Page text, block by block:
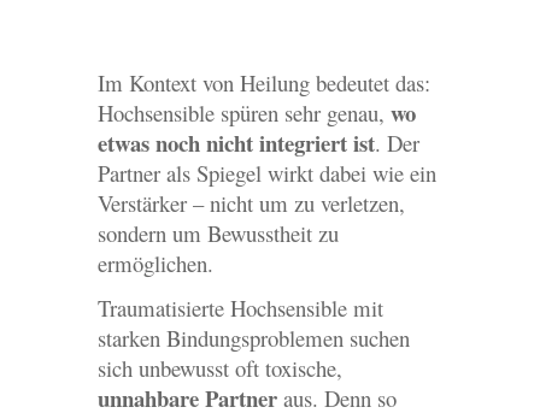
Im Kontext von Heilung bedeutet das:
Hochsensible spüren sehr genau, wo
etwas noch nicht integriert ist. Der
Partner als Spiegel wirkt dabei wie ein
Verstärker – nicht um zu verletzen,
sondern um Bewusstheit zu
ermöglichen.
Traumatisierte Hochsensible mit
starken Bindungsproblemen suchen
sich unbewusst oft toxische,
unnahbare Partneraus. Denn so